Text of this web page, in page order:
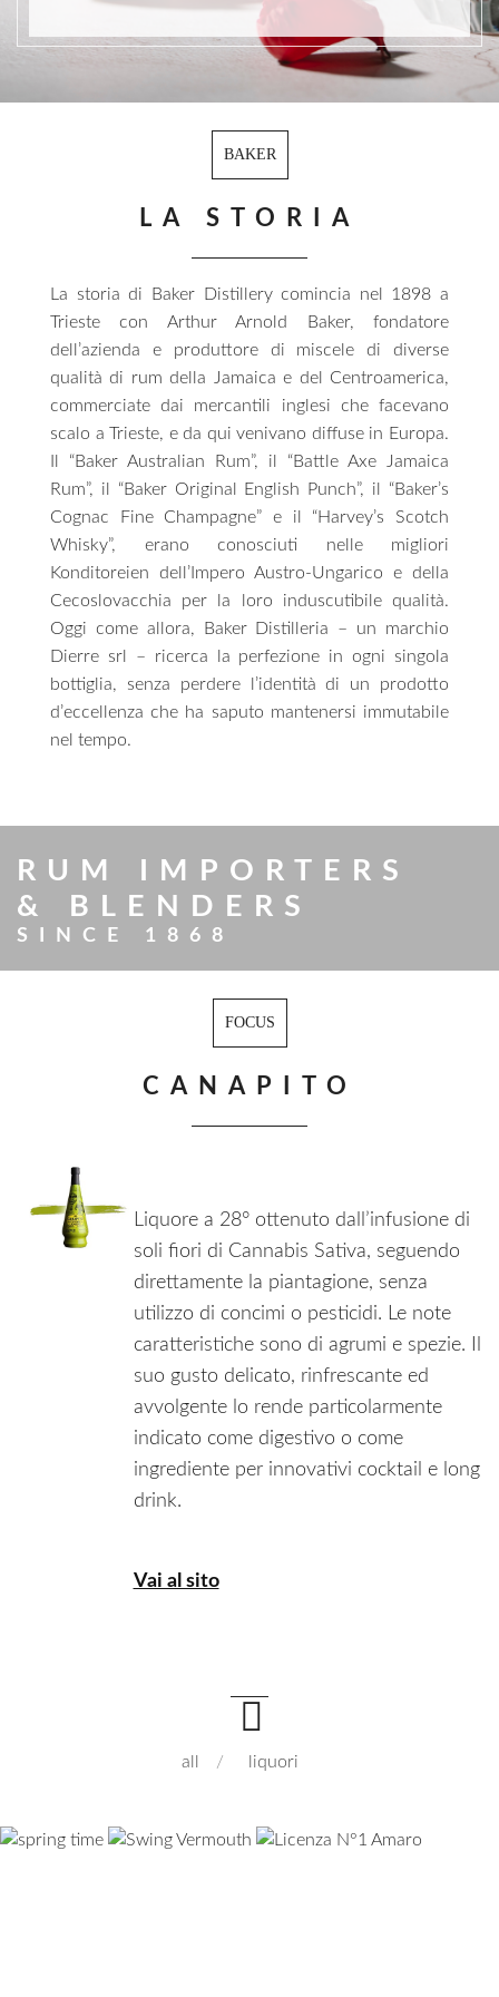
BAKER
LA STORIA
La storia di Baker Distillery comincia nel 1898 a
Trieste con Arthur Arnold Baker, fondatore
dell’azienda e produttore di miscele di diverse
qualità di rum della Jamaica e del Centroamerica,
commerciate dai mercantili inglesi che facevano
scalo a Trieste, e da qui venivano diffuse in Europa.
Il “Baker Australian Rum”, il “Battle Axe Jamaica
Rum”, il “Baker Original English Punch”, il “Baker’s
Cognac Fine Champagne” e il “Harvey’s Scotch
Whisky”, erano conosciuti nelle migliori
Konditoreien dell’Impero Austro-Ungarico e della
Cecoslovacchia per la loro induscutibile qualità.
Oggi come allora, Baker Distilleria – un marchio
Dierre srl – ricerca la perfezione in ogni singola
bottiglia, senza perdere l’identità di un prodotto
d’eccellenza che ha saputo mantenersi immutabile
nel tempo.
RUM IMPORTERS
& BLENDERS
SINCE 1868
FOCUS
CANAPITO
Liquore a 28° ottenuto dall’infusione di
soli fiori di Cannabis Sativa, seguendo
direttamente la piantagione, senza
utilizzo di concimi o pesticidi. Le note
caratteristiche sono di agrumi e spezie. Il
suo gusto delicato, rinfrescante ed
avvolgente lo rende particolarmente
indicato come digestivo o come
ingrediente per innovativi cocktail e long
drink.
Vai al sito
all liquori